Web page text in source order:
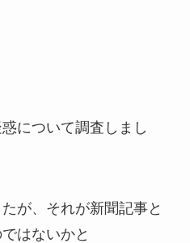
について調査しまし
が、それが新聞記事と
はないかと